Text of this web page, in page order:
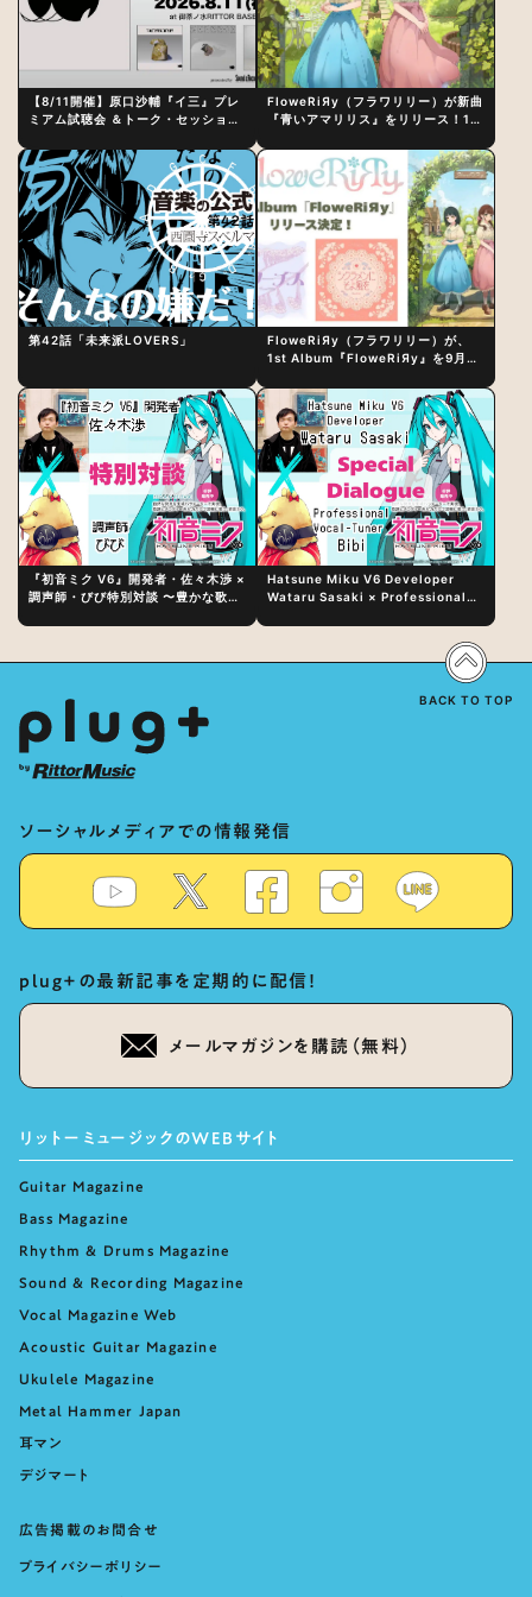
【8/11開催】原口沙輔『イ三』プレ
ミアム試聴会 ＆トーク・セッション
制作秘話
FloweRiЯy（フラワリリー）が新曲
『青いアマリリス』をリリース！1st
第42話「未来派LOVERS」
FloweRiЯy（フラワリリー）が、
1st Album『FloweRiЯy』を9月23
『初音ミク V6』開発者・佐々木渉 ×
調声師・びび特別対談 〜豊かな歌声
Hatsune Miku V6 Developer
Wataru Sasaki × Professional
Vocal Expression Lies in “Love
for the singing characters” and
ソーシャルメディアでの情報発信
plug+の最新記事を定期的に配信！
メールマガジンを購読（無料）
リットーミュージックのWEBサイト
Guitar Magazine
Bass Magazine
Rhythm & Drums Magazine
Sound & Recording Magazine
Vocal Magazine Web
Acoustic Guitar Magazine
Ukulele Magazine
Metal Hammer Japan
耳マン
デジマート
広告掲載のお問合せ
プライバシーポリシー
BACK TO TOP